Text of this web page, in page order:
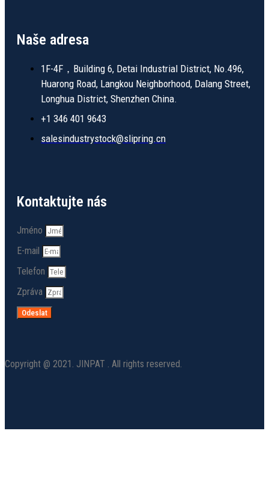
Naše adresa
1F-4F，Building 6, Detai Industrial District, No.496,
Huarong Road, Langkou Neighborhood, Dalang Street,
Longhua District, Shenzhen China.
+1 346 401 9643
salesindustrystock@slipring.cn
Kontaktujte nás
Jméno
E-mail
Telefon
Zpráva
Odeslat
Copyright @ 2021. JINPAT . All rights reserved.